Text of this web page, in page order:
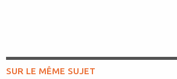
SUR LE MÊME SUJET